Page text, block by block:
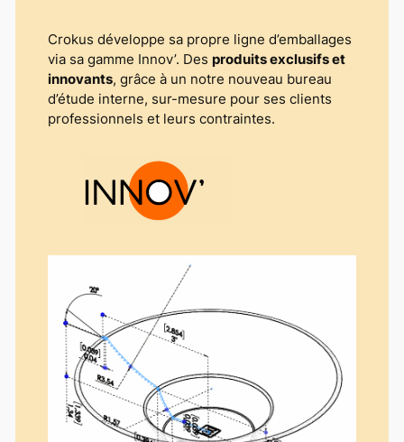
Crokus développe sa propre ligne d’emballages
via sa gamme Innov’. Des produits exclusifs et
innovants, grâce à un notre nouveau bureau
d’étude interne, sur-mesure pour ses clients
professionnels et leurs contraintes.